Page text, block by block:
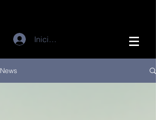
Iniciar sesión
News